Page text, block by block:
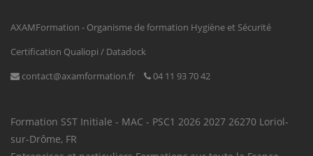
AXAMFormation - Organisme de formation Hygiène et Sécurité
Certification Qualiopi / Datadock
contact@axamformation.fr
04 11 93 70 42
Formation SST Initiale - MAC - PSC1 2026 2027 26270 Loriol-
sur-Drôme, FR